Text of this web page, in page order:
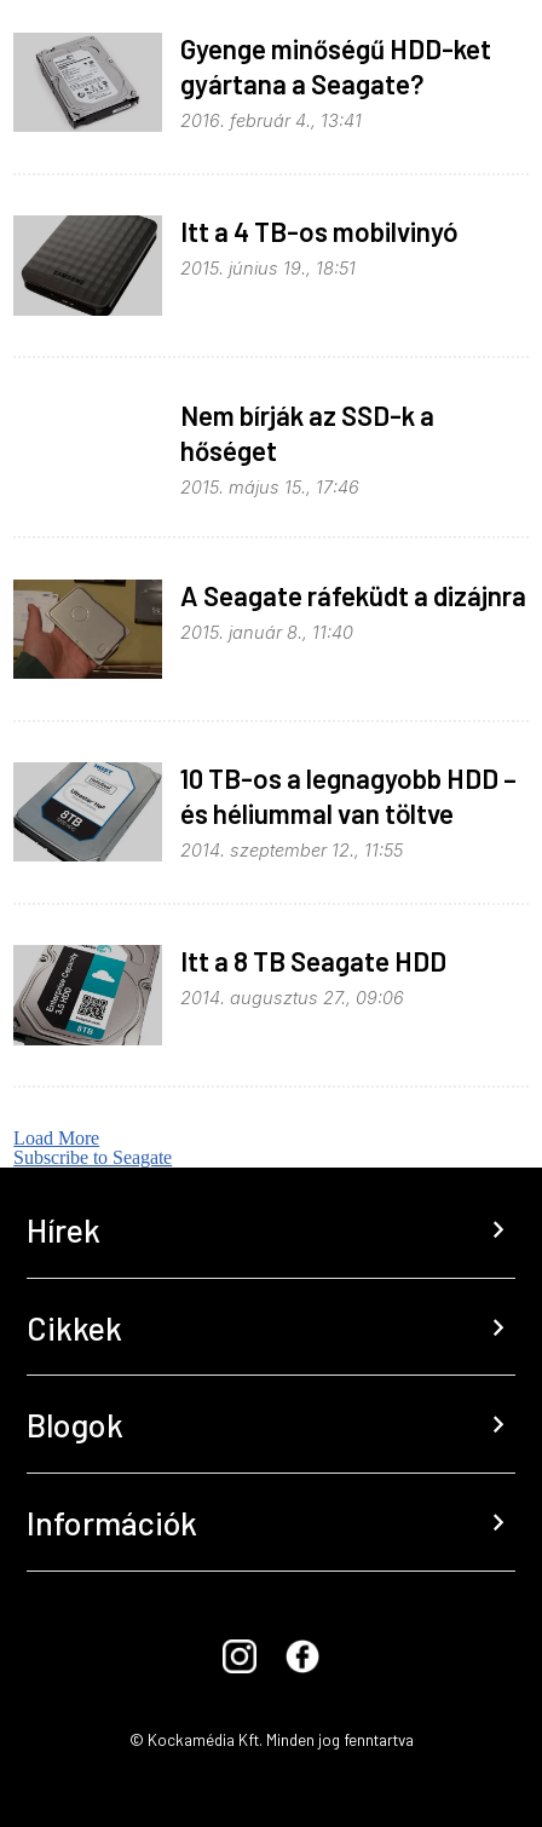
Gyenge minőségű HDD-ket
gyártana a Seagate?
2016. február 4., 13:41
Itt a 4 TB-os mobilvinyó
2015. június 19., 18:51
Nem bírják az SSD-k a
hőséget
2015. május 15., 17:46
A Seagate ráfeküdt a dizájnra
2015. január 8., 11:40
10 TB-os a legnagyobb HDD –
és héliummal van töltve
2014. szeptember 12., 11:55
Itt a 8 TB Seagate HDD
2014. augusztus 27., 09:06
Load More
Subscribe to Seagate
Hírek chevron_right
Cikkek chevron_right
Blogok chevron_right
Információk chevron_right
© Kockamédia Kft. Minden jog fenntartva